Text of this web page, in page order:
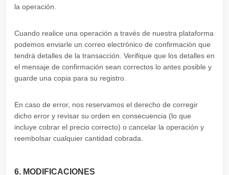
la operación.
Cuando realice una operación a través de nuestra plataforma
podemos enviarle un correo electrónico de confirmación que
tendrá detalles de la transacción. Verifique que los detalles en
el mensaje de confirmación sean correctos lo antes posible y
guarde una copia para su registro.
En caso de error, nos reservamos el derecho de corregir
dicho error y revisar su orden en consecuencia (lo que
incluye cobrar el precio correcto) o cancelar la operación y
reembolsar cualquier cantidad cobrada.
6. MODIFICACIONES